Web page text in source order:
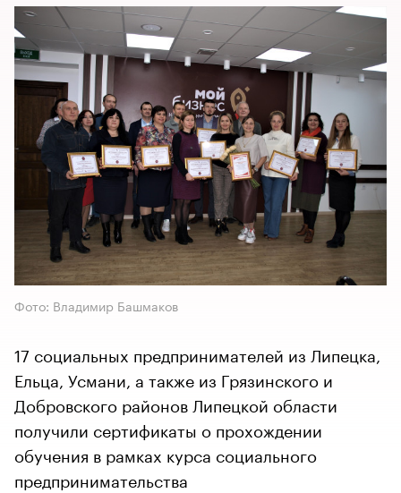
Фото: Владимир Башмаков
17 социальных предпринимателей из Липецка,
Ельца, Усмани, а также из Грязинского и
Добровского районов Липецкой области
получили сертификаты о прохождении
обучения в рамках курса социального
предпринимательства